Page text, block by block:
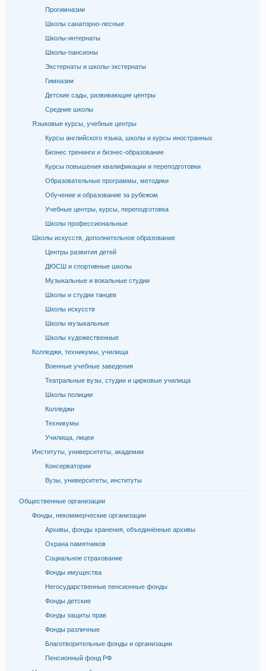
Прогимназии
Школы санаторно-лесные
Школы-интернаты
Школы-пансионы
Экстернаты и школы-экстернаты
Гимназии
Детские сады, развивающие центры
Средние школы
Языковые курсы, учебные центры
Курсы английского языка, школы и курсы иностранных
Бизнес тренинги и бизнес-образование
Курсы повышения квалификации и переподготовки
Образовательные программы, методики
Обучение и образование за рубежом
Учебные центры, курсы, переподготовка
Школы профессиональные
Школы искусств, дополнительное образование
Центры развития детей
ДЮСШ и спортивные школы
Музыкальные и вокальные студии
Школы и студии танцев
Школы искусств
Школы музыкальные
Школы художественные
Колледжи, техникумы, училища
Военные учебные заведения
Театральные вузы, студии и цирковые училища
Школы полиции
Колледжи
Техникумы
Училища, лицеи
Институты, университеты, академии
Консерватории
Вузы, университеты, институты
Общественные организации
Фонды, некоммерческие организации
Архивы, фонды хранения, объединённые архивы
Охрана памятников
Социальное страхование
Фонды имущества
Негосударственные пенсионные фонды
Фонды детские
Фонды защиты прав
Фонды различные
Благотворительные фонды и организации
Пенсионный фонд РФ